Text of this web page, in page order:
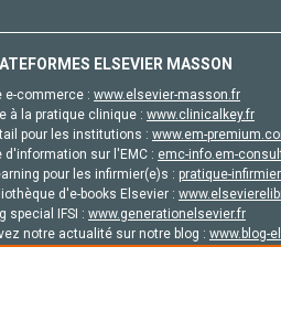
ELSEVIER MASSON
e-commerce : www.elsevier-masson.fr
à la pratique clinique : www.clinicalkey.fr
pour les institutions : www.em-
d'information sur l'EMC : emc-info.em-
pour les infirmier(e)s : pratique-
d'e-books Elsevier :
special IFSI : www.generationelsevier.fr
notre actualité sur notre blog : www.blog-